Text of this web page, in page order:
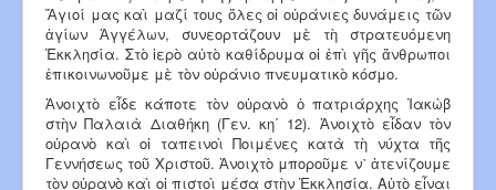
Ἅγιοί μας καὶ μαζί τους ὅλες οἱ οὐράνιες δυνάμεις τῶν
ἁγίων Ἀγγέλων, συνεορτάζουν μὲ τὴ στρατευόμενη
Ἐκκλησία. Στὸ ἱερὸ αὐτὸ καθίδρυμα οἱ ἐπὶ γῆς ἄνθρωποι
ἐπικοινωνοῦμε μὲ τὸν οὐράνιο πνευματικὸ κόσμο.
Ἀνοιχτὸ εἶδε κάποτε τὸν οὐρανὸ ὁ πατριάρχης Ἰακὼβ
στὴν Παλαιὰ Διαθήκη (Γεν. κη΄ 12). Ἀνοιχτὸ εἶδαν τὸν
οὐρανὸ καὶ οἱ ταπεινοὶ Ποιμένες κατὰ τὴ νύχτα τῆς
Γεννήσεως τοῦ Χριστοῦ. Ἀνοιχτὸ μποροῦμε ν᾿ ἀτενίζουμε
τὸν οὐρανὸ καὶ οἱ πιστοὶ μέσα στὴν Ἐκκλησία. Αὐτὸ εἶ­ναι